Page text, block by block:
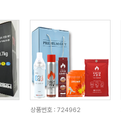
상품번호 : 724962